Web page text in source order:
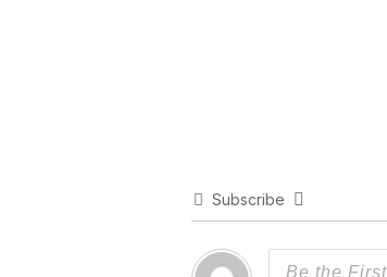
Subscribe